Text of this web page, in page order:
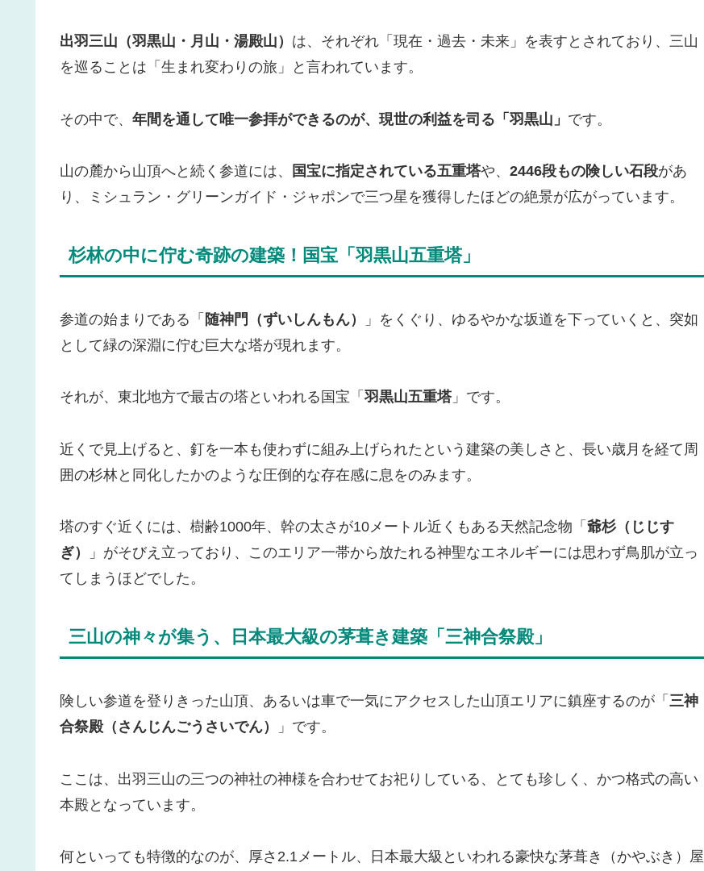
出羽三山（羽黒山・月山・湯殿山） は、それぞれ「現在・過去・未来」を表すとされており、三山
を巡ることは「生まれ変わりの旅」と言われています。
その中で、 年間を通して唯一参拝ができるのが、現世の利益を司る「羽黒山」 です。
山の麓から山頂へと続く参道には、 国宝に指定されている五重塔や、 2446段もの険しい石段があ
り、ミシュラン・グリーンガイド・ジャポンで三つ星を獲得したほどの絶景が広がっています。
杉林の中に佇む奇跡の建築！国宝「羽黒山五重塔」
参道の始まりである「 随神門（ずいしんもん）
」をくぐり、ゆるやかな坂道を下っていくと、突如
として緑の深淵に佇む巨大な塔が現れます。
それが、東北地方で最古の塔といわれる国宝「 羽黒山五重塔」です。
近くで見上げると、釘を一本も使わずに組み上げられたという建築の美しさと、長い歳月を経て周
囲の杉林と同化したかのような圧倒的な存在感に息をのみます。
塔のすぐ近くには、樹齢1000年、幹の太さが10メートル近くもある天然記念物「 爺杉（じじす
ぎ）
」がそびえ立っており、このエリア一帯から放たれる神聖なエネルギーには思わず鳥肌が立っ
てしまうほどでした。
三山の神々が集う、日本最大級の茅葺き建築「三神合祭殿」
険しい参道を登りきった山頂、あるいは車で一気にアクセスした山頂エリアに鎮座するのが「 三神
合祭殿（さんじんごうさいでん）
」です。
ここは、出羽三山の三つの神社の神様を合わせてお祀りしている、とても珍しく、かつ格式の高い
本殿となっています。
何といっても特徴的なのが、厚さ2.1メートル、日本最大級といわれる豪快な茅葺き（かやぶき）屋